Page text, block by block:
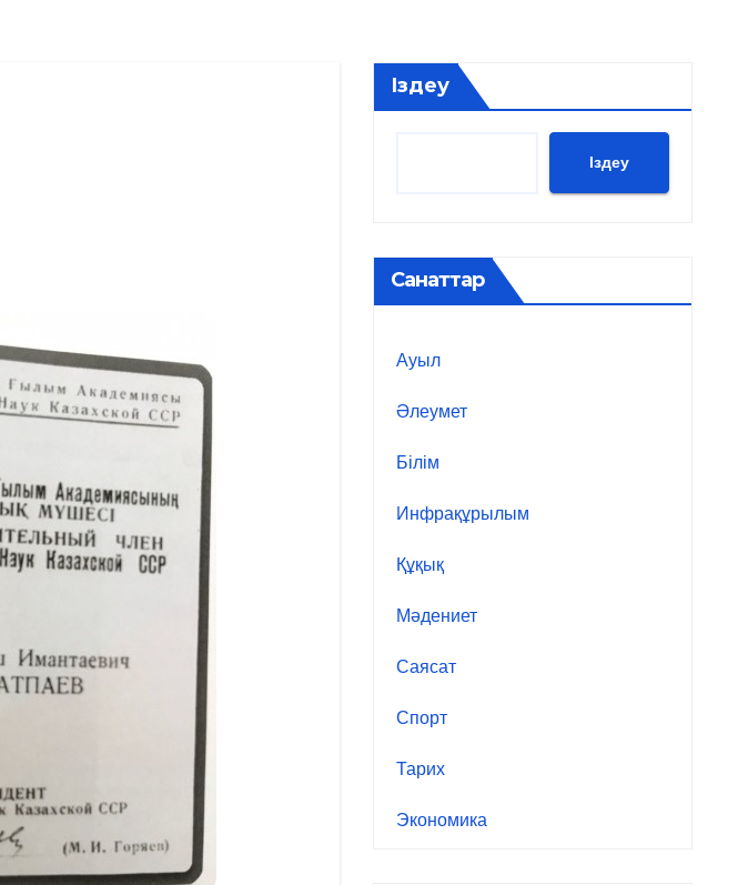
Іздеу
Іздеу
Санаттар
Ауыл
Әлеумет
Білім
Инфрақұрылым
Құқық
Мәдениет
Саясат
Спорт
Тарих
Экономика